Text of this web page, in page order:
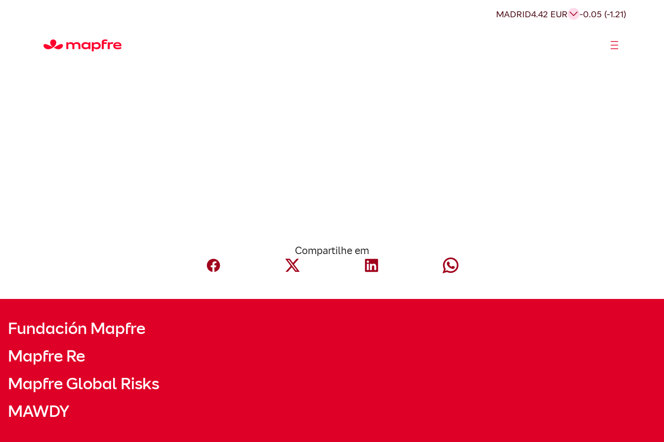
MADRID4.42 EUR -0.05 (-1.21)
Compartilhe em
Fundación Mapfre
Mapfre Re
Mapfre Global Risks
MAWDY